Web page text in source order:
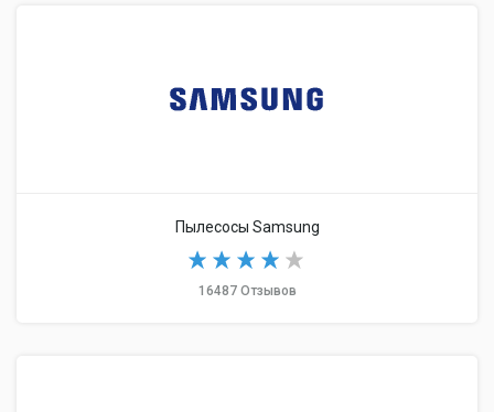
Пылесосы Samsung
16487 Отзывов